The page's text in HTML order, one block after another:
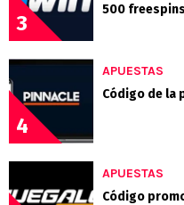
3
500 freespins
4
APUESTAS
Código de la
APUESTAS
Código